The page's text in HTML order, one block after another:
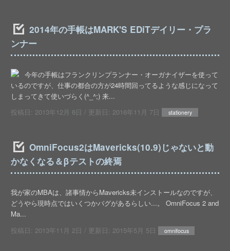
2014年の手帳はMARK'S EDiTデイリー・プラ
ンナー
今年の手帳はフランクリンプランナー・オーガナイザーを使って
いるのですが、仕事の都合の方が24時間回ってるような感じになって
しまってきて使いづらく(^_^;) 来...
投稿日: 2013年12月 6日 / 更新日: 2016年11月 7日 stationery
OmniFocus2はMavericks(10.9)じゃないと動
かなくなる＆βテストの終焉
我が家のMBAは、諸事情からMavericks未インストールなのですが、
どうやら現時点ではいくつかバグがあるらしい...。 OmniFocus 2 and
Ma...
投稿日: 2013年11月 2日 / 更新日: 2015年5月 5日 omnifocus